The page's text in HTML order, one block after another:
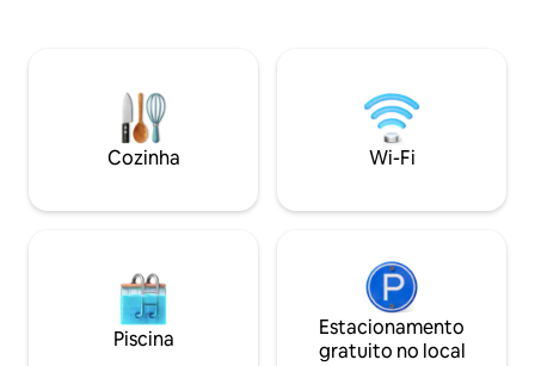
cidade do lado de fora! O Elephant
Hostel oferece uma vibe descontraída,
lavanderia, academia, funcionários
simpáticos e a área do lobby de café
minimalista
convidativo para
na cidade. Os
variam entre 16 e
Cozinha Wi-Fi
Piscina
Estacionamento
gratuito no local